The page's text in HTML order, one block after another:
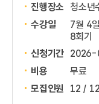
진행장소 청소년
수강일
7월 4
8회기
신청기간 2026-
비용
무료
모집인원
12 /